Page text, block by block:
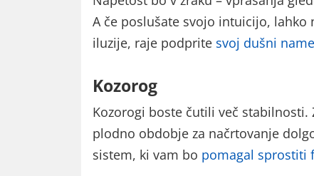
A če poslušate svojo intuicijo,
iluzije, raje podprite svoj dušni
Kozorog
Kozorogi boste čutili več
plodno obdobje za načrtovanje
sistem, ki vam bo pomagal sprostiti